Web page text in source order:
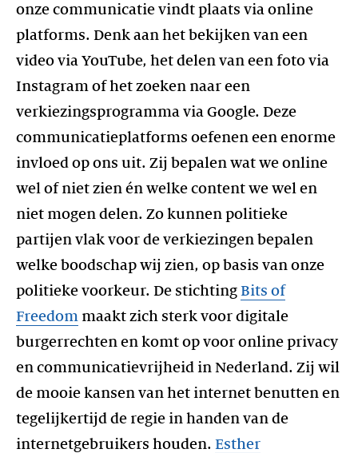
onze communicatie vindt plaats via online
platforms. Denk aan het bekijken van een
video via YouTube, het delen van een foto via
Instagram of het zoeken naar een
verkiezingsprogramma via Google. Deze
communicatieplatforms oefenen een enorme
invloed op ons uit. Zij bepalen wat we online
wel of niet zien én welke content we wel en
niet mogen delen. Zo kunnen politieke
partijen vlak voor de verkiezingen bepalen
welke boodschap wij zien, op basis van onze
politieke voorkeur. De stichting Bits of
Freedom maakt zich sterk voor digitale
burgerrechten en komt op voor online privacy
en communicatievrijheid in Nederland. Zij wil
de mooie kansen van het internet benutten en
tegelijkertijd de regie in handen van de
internetgebruikers houden. Esther